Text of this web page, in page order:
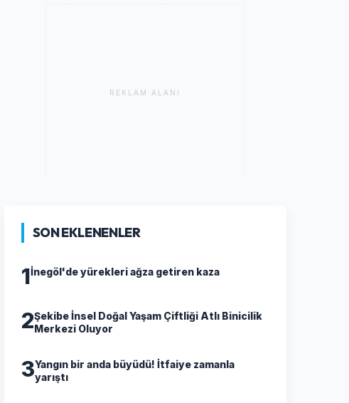
REKLAM ALANI
SON EKLENENLER
1İnegöl'de yürekleri ağza getiren kaza
2Şekibe İnsel Doğal Yaşam Çiftliği Atlı Binicilik
Merkezi Oluyor
3Yangın bir anda büyüdü! İtfaiye zamanla
yarıştı